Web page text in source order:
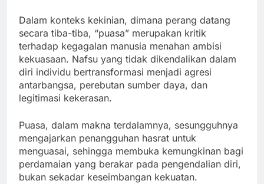
Dalam konteks kekinian, dimana perang datang
secara tiba-tiba, “puasa” merupakan kritik
terhadap kegagalan manusia menahan ambisi
kekuasaan. Nafsu yang tidak dikendalikan dalam
diri individu bertransformasi menjadi agresi
antarbangsa, perebutan sumber daya, dan
legitimasi kekerasan.
Puasa, dalam makna terdalamnya, sesungguhnya
mengajarkan penangguhan hasrat untuk
menguasai, sehingga membuka kemungkinan bagi
perdamaian yang berakar pada pengendalian diri,
bukan sekadar keseimbangan kekuatan.